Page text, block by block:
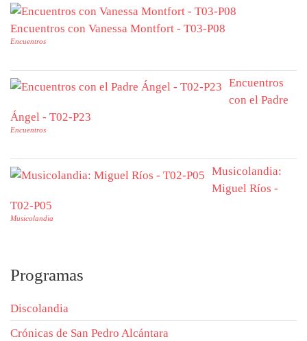
Encuentros con Vanessa Montfort - T03-P08
Encuentros
Encuentros
con el Padre
Ángel - T02-P23
Encuentros
Musicolandia:
Miguel Ríos -
T02-P05
Musicolandia
Programas
Discolandia
Crónicas de San Pedro Alcántara